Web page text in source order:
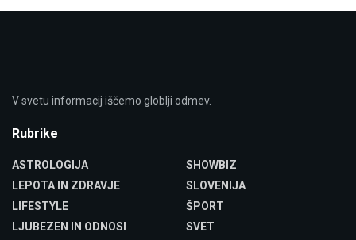
V svetu informacij iščemo globlji odmev.
Rubrike
ASTROLOGIJA
LEPOTA IN ZDRAVJE
LIFESTYLE
LJUBEZEN IN ODNOSI
SHOWBIZ
SLOVENIJA
ŠPORT
SVET